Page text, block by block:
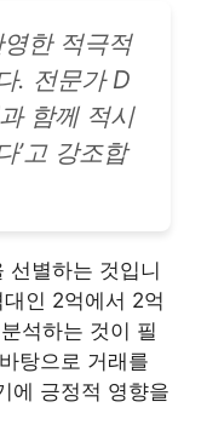
한 적극적
. 전문가 D
함께 적시
’고 강조합
선별하는 것입니
인 2억에서 2억
석하는 것이 필
탕으로 거래를
에 긍정적 영향을